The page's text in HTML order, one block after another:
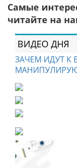
Самые
читайте на
ВИДЕО ДНЯ
ЗАЧЕМ ИДУТ К